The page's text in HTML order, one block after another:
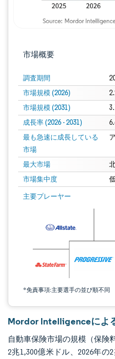
市場概要
調査期間
市場規模 (2026)
市場規模 (2031)
成長率 (2026 - 2031)
最も急速に成長している
市場
最大市場
市場集中度
主要プレーヤー
*免責事項:主要選手の並び順不同
画像 © Mordor Intelligence。再利用
Mordor Intelligenceによ
自動車保険市場の規模（保険
2兆1,300億米ドル、2026年の